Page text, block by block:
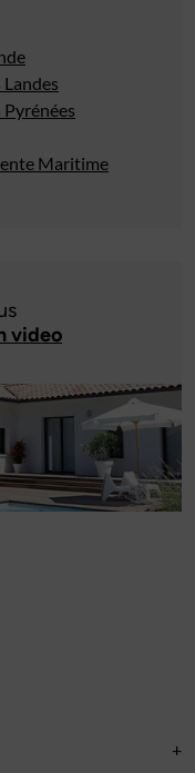
Maritime
video